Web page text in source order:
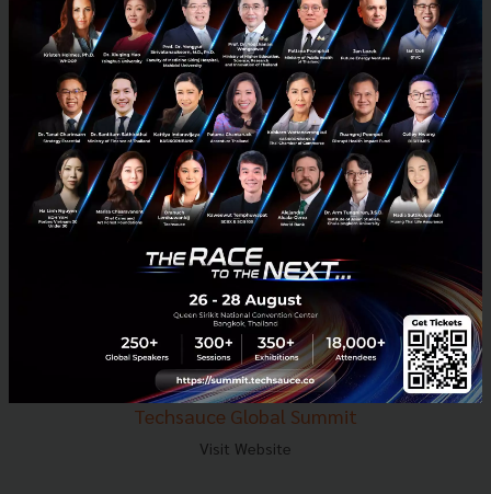
E-mail :contact@techsauce.co
Tel : 02-001-5375
Mobile : 06-4658-9500
Techsauce Media
About Techsauce
Techsauce Services
Privacy Policy
ส่งบทความ
Techsauce Global Summit
Visit Website